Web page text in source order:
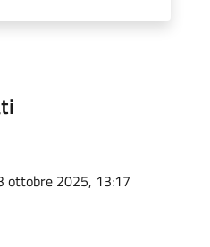
ottobre 2025, 13:17